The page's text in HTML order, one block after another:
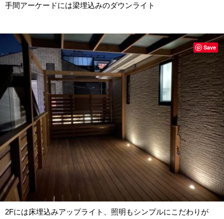
手間アーケードには梁埋込みのダウンライト
2Fには床埋込みアップライト、照明もシンプルにこだわりが
Save